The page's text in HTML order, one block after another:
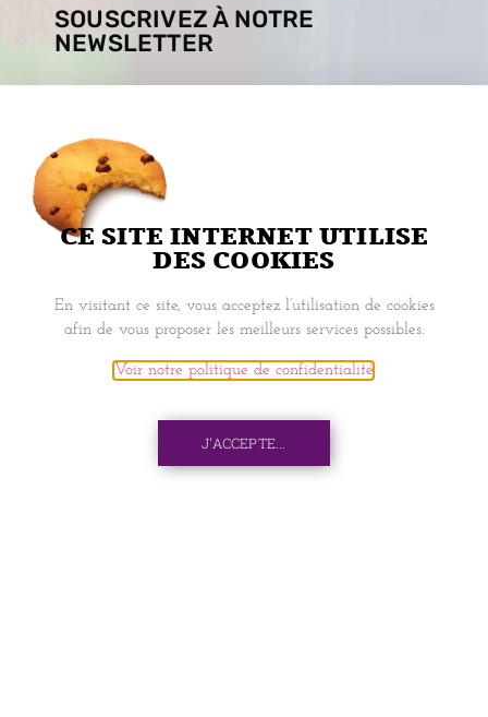
SOUSCRIVEZ À NOTRE
NEWSLETTER
NAVIGATION
CE SITE INTERNET UTILISE
DES COOKIES
En visitant ce site, vous acceptez l’utilisation de cookies
afin de vous proposer les meilleurs services possibles.
Voir notre politique de confidentialité.
J'ACCEPTE...